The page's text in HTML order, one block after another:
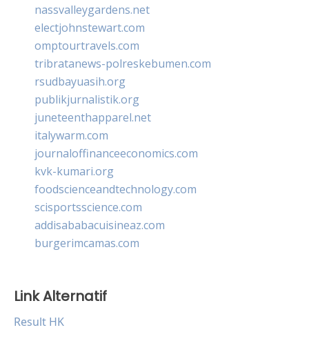
nassvalleygardens.net
electjohnstewart.com
omptourtravels.com
tribratanews-polreskebumen.com
rsudbayuasih.org
publikjurnalistik.org
juneteenthapparel.net
italywarm.com
journaloffinanceeconomics.com
kvk-kumari.org
foodscienceandtechnology.com
scisportsscience.com
addisababacuisineaz.com
burgerimcamas.com
Link Alternatif
Result HK